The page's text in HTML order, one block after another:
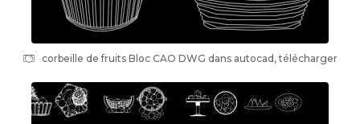
corbeille de fruits Bloc CAO DWG dans autocad, télécharger